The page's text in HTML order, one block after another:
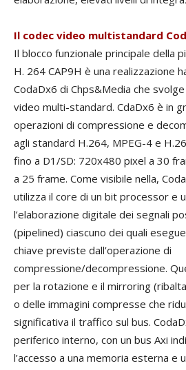
Il codec video multistandard
Il blocco funzionale principale della
H. 264 CAP9H è una realizzazione
CodaDx6 di Chps&Media che
video multi-standard. CdaDx6 è in
operazioni di compressione e
agli standard H.264, MPEG-4 e
fino a D1/SD: 720x480 pixel a 30
a 25 frame. Come visibile nella,
utilizza il core di un bit processor e
l’elaborazione digitale dei segnali
(pipelined) ciascuno dei quali
chiave previste dall’operazione di
compressione/decompressione.
per la rotazione e il mirroring
o delle immagini compresse che
significativa il traffico sul bus.
periferico interno, con un bus Axi
l’accesso a una memoria esterna e